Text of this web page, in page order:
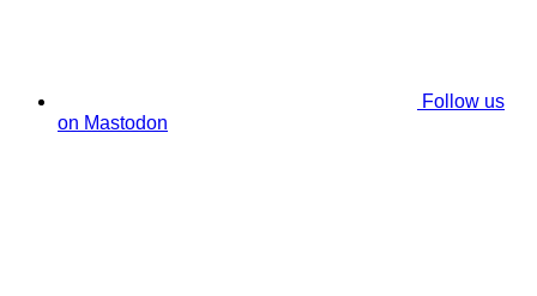
Follow us
on Mastodon